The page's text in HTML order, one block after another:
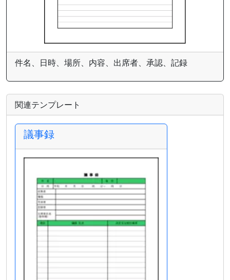
件名、日時、場所、内容、出席者、承認、記録
関連テンプレート
議事録